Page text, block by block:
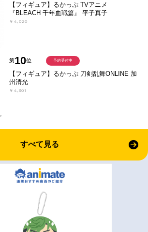
【フィギュア】るかっぷ TVアニメ
『BLEACH 千年血戦篇』 平子真子
￥4,020
第10位
【フィギュア】るかっぷ 刀剣乱舞ONLINE 加
州清光
￥4,301
予約受付中
すべて見る